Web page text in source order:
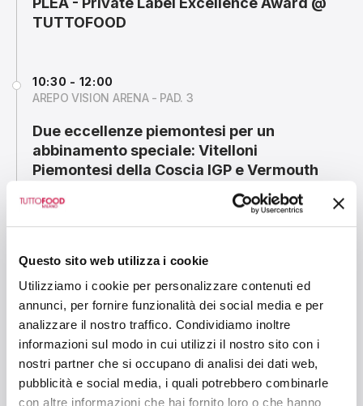
Questo sito web utilizza i cookie
Utilizziamo i cookie per personalizzare contenuti ed
annunci, per fornire funzionalità dei social media e per
analizzare il nostro traffico. Condividiamo inoltre
informazioni sul modo in cui utilizzi il nostro sito con i
nostri partner che si occupano di analisi dei dati web,
pubblicità e social media, i quali potrebbero combinarle
con altre informazioni che hai fornito loro o che hanno
TUTTOFOOD
10:30 - 12:00
AREPO VISION ARENA - PAD. 3
Due eccellenze piemontesi per un
abbinamento speciale: Vitelloni
Piemontesi della Coscia IGP e Vermouth
TUTTOFOOD HALL (CORSO ITALIA)
Inaugurazione
11:30 - 12:15
AREPO VISION ARENA - FLAVORS HUB